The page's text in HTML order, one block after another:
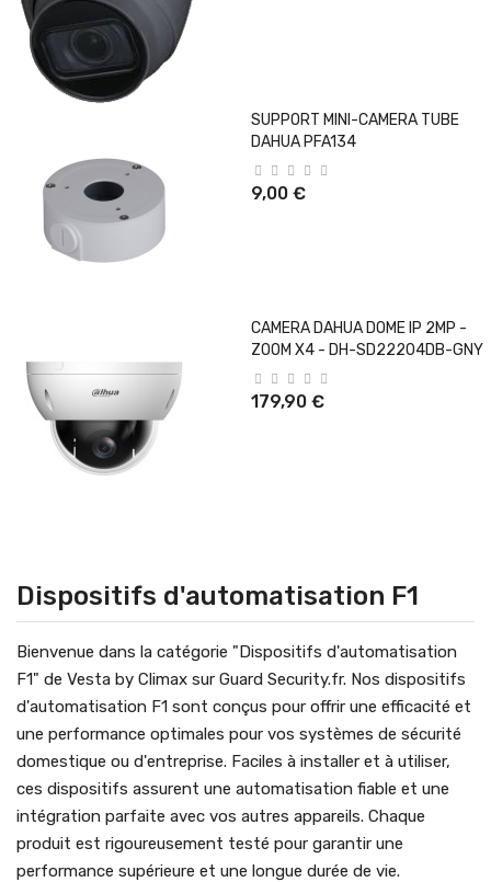
SUPPORT MINI-CAMERA TUBE
DAHUA PFA134
9,00 €
CAMERA DAHUA DOME IP 2MP -
ZOOM X4 - DH-SD22204DB-GNY
179,90 €
Dispositifs d'automatisation F1
Bienvenue dans la catégorie "Dispositifs d'automatisation
F1" de Vesta by Climax sur Guard Security.fr. Nos dispositifs
d'automatisation F1 sont conçus pour offrir une efficacité et
une performance optimales pour vos systèmes de sécurité
domestique ou d'entreprise. Faciles à installer et à utiliser,
ces dispositifs assurent une automatisation fiable et une
intégration parfaite avec vos autres appareils. Chaque
produit est rigoureusement testé pour garantir une
performance supérieure et une longue durée de vie.